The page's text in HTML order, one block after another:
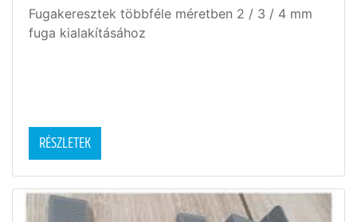
Fugakeresztek többféle méretben 2 / 3 / 4 mm
fuga kialakításához
RÉSZLETEK